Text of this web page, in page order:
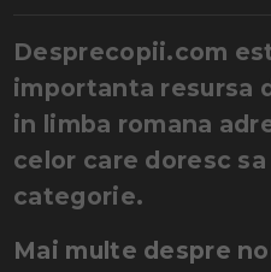
Desprecopii.com
importanta resursa
in limba romana
celor care doresc
categorie.
Mai multe despre